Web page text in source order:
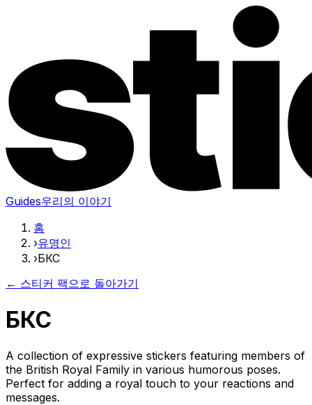
Guides우리의 이야기
홈
›유명인
›БКС
← 스티커 팩으로 돌아가기
БКС
A collection of expressive stickers featuring members of
the British Royal Family in various humorous poses.
Perfect for adding a royal touch to your reactions and
messages.